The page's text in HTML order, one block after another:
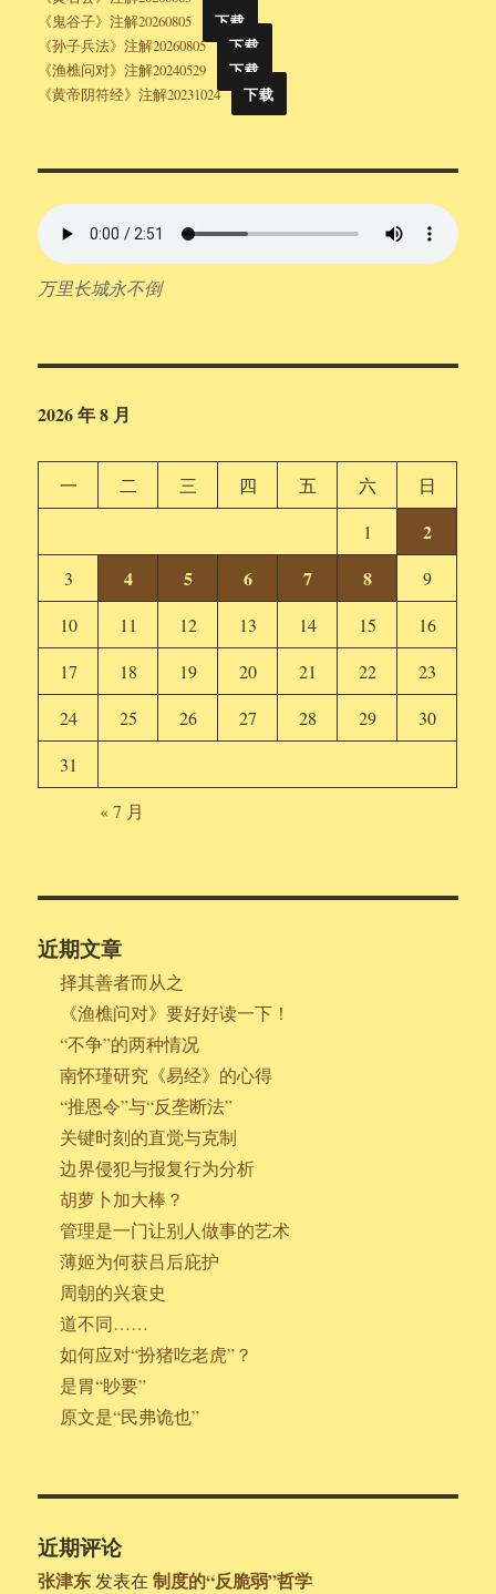
《鬼谷子》注解20260805
下载
《孙子兵法》注解20260805
下载
《渔樵问对》注解20240529
下载
《黄帝阴符经》注解20231024
下载
万里长城永不倒
2026 年 8 月
一 二 三 四 五 六
日
1
2
3 4 5 6 7 8
9
10
11 12 13 14 15
16
17
18 19 20 21 22
23
24
25 26 27 28 29
30
31
« 7 月
近期文章
择其善者而从之
《渔樵问对》要好好读一下！
“不争”的两种情况
南怀瑾研究《易经》的心得
“推恩令”与“反垄断法”
关键时刻的直觉与克制
边界侵犯与报复行为分析
胡萝卜加大棒？
管理是一门让别人做事的艺术
薄姬为何获吕后庇护
周朝的兴衰史
道不同……
如何应对“扮猪吃老虎”？
是胃“眇要”
原文是“民弗诡也”
近期评论
张津东 发表在制度的“反脆弱”哲学